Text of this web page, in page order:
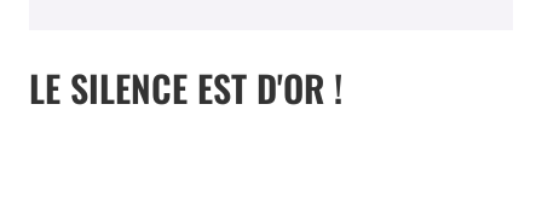
LE SILENCE EST D'OR !